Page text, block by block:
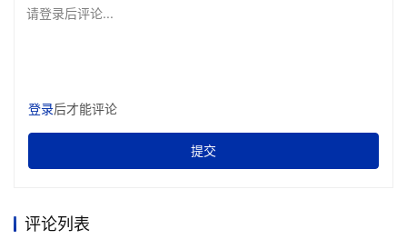
请登录后评论...
登录后才能评论
提交
评论列表